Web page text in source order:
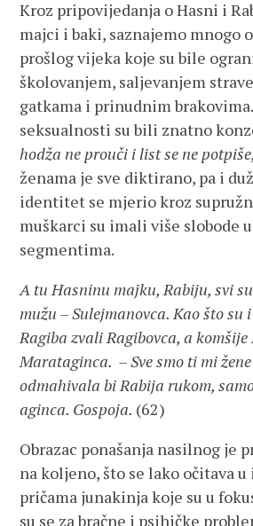
Kroz pripovijedanja o Hasni i
majci i baki, saznajemo mnogo
prošlog vijeka koje su bile
školovanjem, saljevanjem
gatkama i prinudnim
seksualnosti su bili znatno
hodža ne prouči i list se ne
ženama je sve diktirano, pa i
identitet se mjerio kroz
muškarci su imali više slobode
segmentima.
A tu Hasninu majku, Rabiju, svi
mužu – Sulejmanovca. Kao što su
Ragiba zvali Ragibovca, a
Marataginca. – Sve smo ti mi žene
odmahivala bi Rabija rukom,
aginca. Gospoja. (62)
Obrazac ponašanja nasilnog je
na koljeno, što se lako očitava
pričama junakinja koje su u
su se za bračne i psihičke